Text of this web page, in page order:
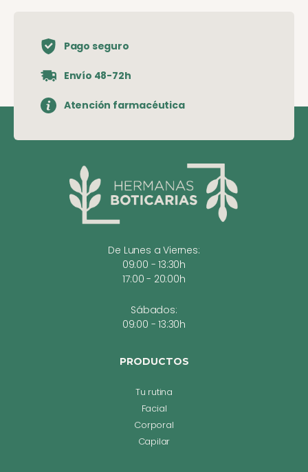
Pago seguro
Envío 48-72h
Atención farmacéutica
De Lunes a Viernes:
09:00 - 13:30h
17:00 - 20:00h
Sábados:
09:00 - 13:30h
PRODUCTOS
Tu rutina
Facial
Corporal
Capilar